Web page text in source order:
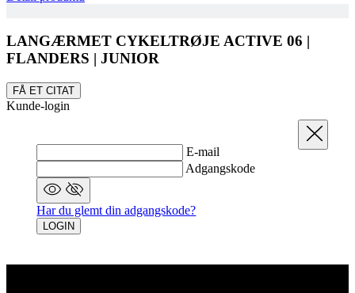
LANGÆRMET CYKELTRØJE ACTIVE 06 |
FLANDERS | JUNIOR
FÅ ET CITAT
Luk
Kunde-login
E-mail
Adgangskode
Har du glemt din adgangskode?
LOGIN
VISITOR_PRIVACY_METADATA
YouTube
.youtube.com
6 måneder